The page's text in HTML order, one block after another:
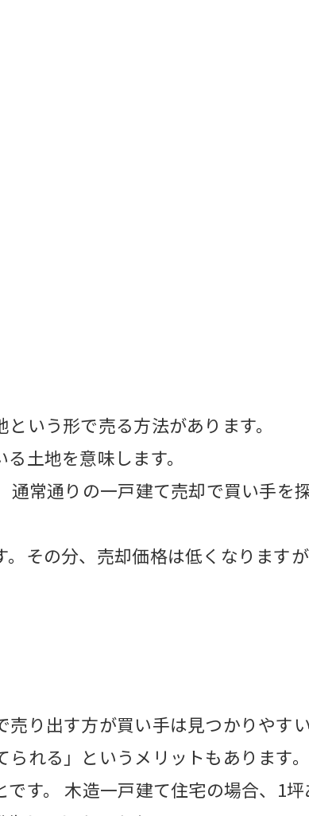
いう形で売る方法があります。
土地を意味します。
常通りの一戸建て売却で買い手を
その分、売却価格は低くなります
り出す方が買い手は見つかりやす
れる」というメリットもあります。
す。 木造一戸建て住宅の場合、1